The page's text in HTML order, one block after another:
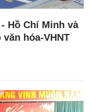
Hồ Chí Minh và
hóa-VHNT